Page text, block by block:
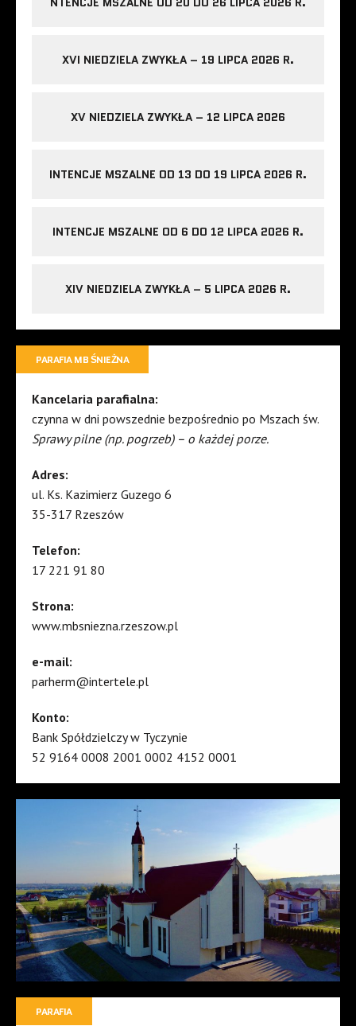
XVI NIEDZIELA ZWYKŁA – 19 LIPCA 2026 R.
XV NIEDZIELA ZWYKŁA – 12 LIPCA 2026
INTENCJE MSZALNE OD 13 DO 19 LIPCA 2026 R.
INTENCJE MSZALNE OD 6 DO 12 LIPCA 2026 R.
XIV NIEDZIELA ZWYKŁA – 5 LIPCA 2026 R.
PARAFIA MB ŚNIEŻNA
Kancelaria parafialna:
czynna w dni powszednie bezpośrednio po Mszach św.
Sprawy pilne (np. pogrzeb) – o każdej porze.
Adres:
ul. Ks. Kazimierz Guzego 6
35-317 Rzeszów
Telefon:
17 221 91 80
Strona:
www.mbsniezna.rzeszow.pl
e-mail:
parherm@intertele.pl
Konto:
Bank Spółdzielczy w Tyczynie
52 9164 0008 2001 0002 4152 0001
PARAFIA